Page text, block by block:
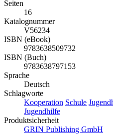
Seiten
16
Katalognummer
V56234
ISBN (eBook)
9783638509732
ISBN (Buch)
9783638797153
Sprache
Deutsch
Schlagworte
Kooperation Schule
Jugendhilfe
Produktsicherheit
GRIN Publishing GmbH